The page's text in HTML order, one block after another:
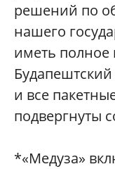
решений по
нашего
иметь полное
и все
подвергнуты
*«Медуза»